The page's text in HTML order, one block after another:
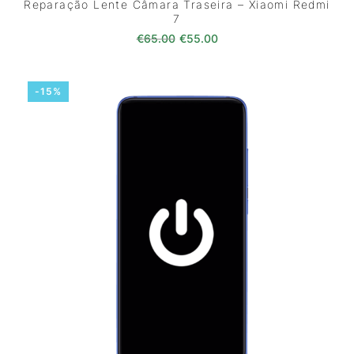
Reparação Lente Câmara Traseira – Xiaomi Redmi
7
€65.00 O preço original era: €65.00.
€55.00O preço atual é:
-15%